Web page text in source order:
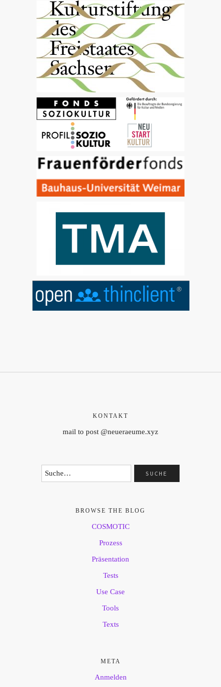
KONTAKT
mail to post @neueraeume.xyz
BROWSE THE BLOG
COSMOTIC
Prozess
Präsentation
Tests
Use Case
Tools
Texts
META
Anmelden